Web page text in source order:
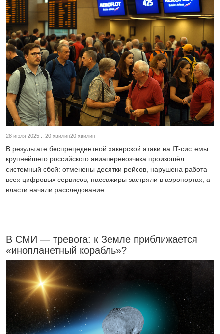
28 июля 2025 :: 20 хвилин20 хвилин
В результате беспрецедентной хакерской атаки на IT-системы
крупнейшего российского авиаперевозчика произошёл
системный сбой: отменены десятки рейсов, нарушена работа
всех цифровых сервисов, пассажиры застряли в аэропортах, а
власти начали расследование.
В СМИ — тревога: к Земле приближается
«инопланетный корабль»?